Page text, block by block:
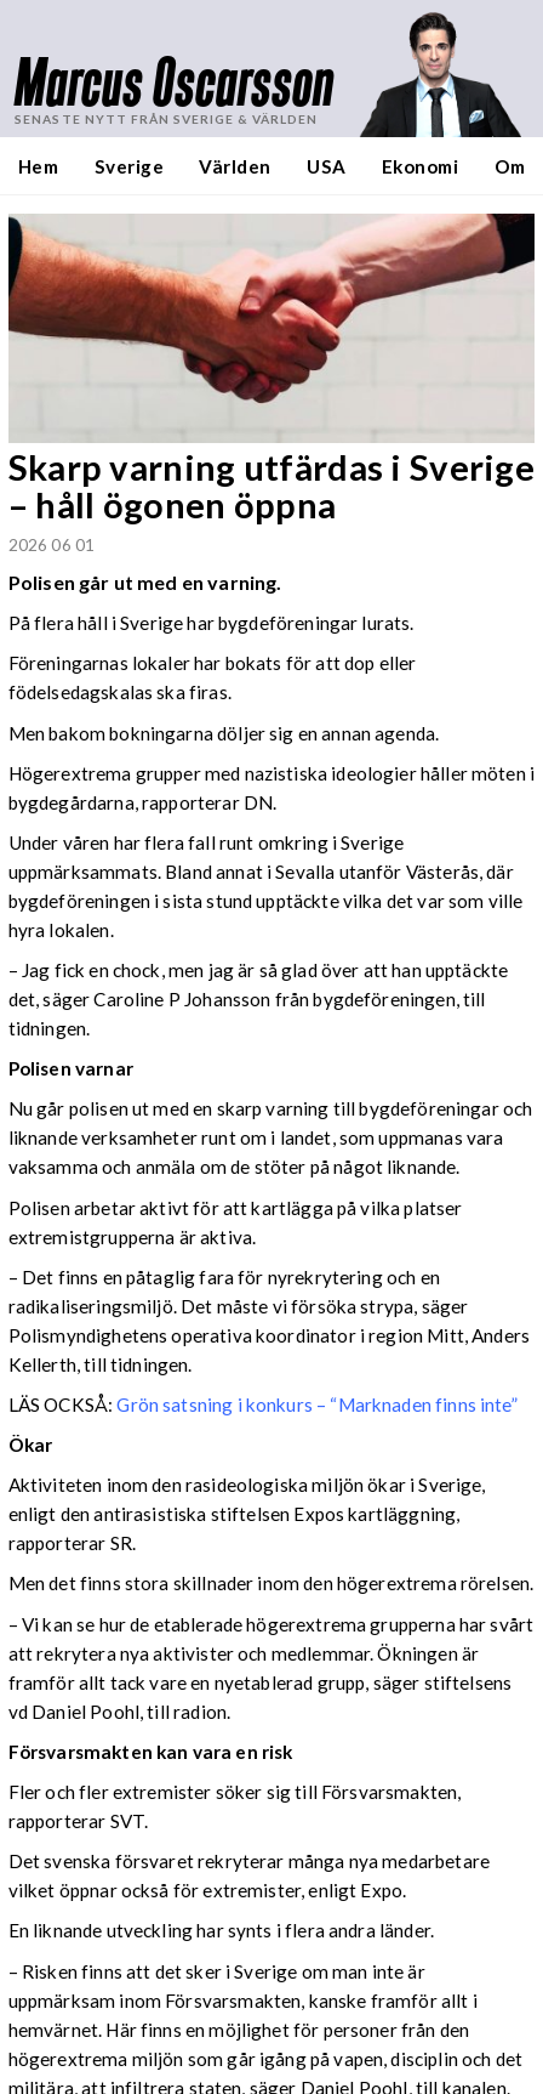
Marcus Oscarsson
SENASTE NYTT FRÅN SVERIGE & VÄRLDEN
Hem Sverige Världen USA Ekonomi Om
Skarp varning utfärdas i Sverige
– håll ögonen öppna
2026 06 01
Polisen går ut med en varning.
På flera håll i Sverige har bygdeföreningar lurats.
Föreningarnas lokaler har bokats för att dop eller
födelsedagskalas ska firas.
Men bakom bokningarna döljer sig en annan agenda.
Högerextrema grupper med nazistiska ideologier håller möten i
bygdegårdarna, rapporterar DN.
Under våren har flera fall runt omkring i Sverige
uppmärksammats. Bland annat i Sevalla utanför Västerås, där
bygdeföreningen i sista stund upptäckte vilka det var som ville
hyra lokalen.
– Jag fick en chock, men jag är så glad över att han upptäckte
det, säger Caroline P Johansson från bygdeföreningen, till
tidningen.
Polisen varnar
Nu går polisen ut med en skarp varning till bygdeföreningar och
liknande verksamheter runt om i landet, som uppmanas vara
vaksamma och anmäla om de stöter på något liknande.
Polisen arbetar aktivt för att kartlägga på vilka platser
extremistgrupperna är aktiva.
– Det finns en påtaglig fara för nyrekrytering och en
radikaliseringsmiljö. Det måste vi försöka strypa, säger
Polismyndighetens operativa koordinator i region Mitt, Anders
Kellerth, till tidningen.
LÄS OCKSÅ:Grön satsning i konkurs – “Marknaden finns inte”
Ökar
Aktiviteten inom den rasideologiska miljön ökar i Sverige,
enligt den antirasistiska stiftelsen Expos kartläggning,
rapporterar SR.
Men det finns stora skillnader inom den högerextrema rörelsen.
– Vi kan se hur de etablerade högerextrema grupperna har svårt
att rekrytera nya aktivister och medlemmar. Ökningen är
framför allt tack vare en nyetablerad grupp, säger stiftelsens
vd Daniel Poohl, till radion.
Försvarsmakten kan vara en risk
Fler och fler extremister söker sig till Försvarsmakten,
rapporterar SVT.
Det svenska försvaret rekryterar många nya medarbetare
vilket öppnar också för extremister, enligt Expo.
En liknande utveckling har synts i flera andra länder.
– Risken finns att det sker i Sverige om man inte är
uppmärksam inom Försvarsmakten, kanske framför allt i
hemvärnet. Här finns en möjlighet för personer från den
högerextrema miljön som går igång på vapen, disciplin och det
militära, att infiltrera staten, säger Daniel Poohl, till kanalen.